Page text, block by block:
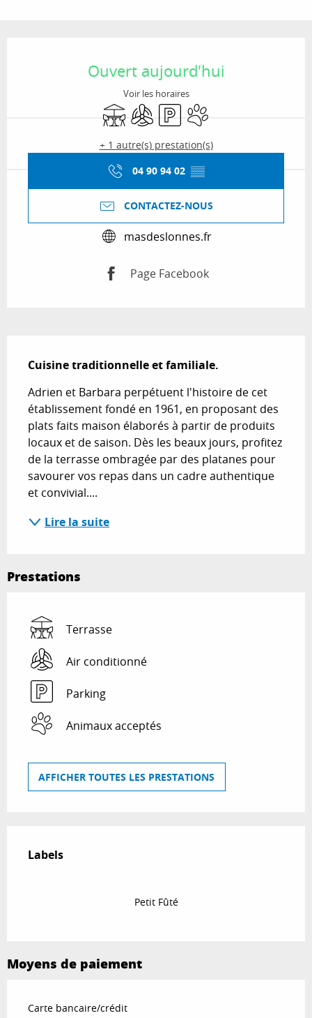
Ouvert aujourd'hui
Voir les horaires
TerrasseAir conditionné
ParkingAnimaux acceptés
+ 1 autre(s) prestation(s)
04 90 94 02 ▒▒
CONTACTEZ-NOUS
masdeslonnes.fr
Page Facebook
Cuisine traditionnelle et familiale.
Adrien et Barbara perpétuent l'histoire de cet
établissement fondé en 1961, en proposant des
plats faits maison élaborés à partir de produits
locaux et de saison. Dès les beaux jours, profitez
de la terrasse ombragée par des platanes pour
savourer vos repas dans un cadre authentique
et convivial....
Lire la suite
Prestations
Terrasse
Air conditionné
Parking
Animaux acceptés
AFFICHER TOUTES LES PRESTATIONS
Labels
Labels
Petit Fûté
Moyens de paiement
Carte bancaire/crédit